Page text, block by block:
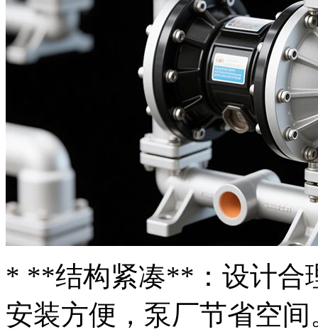
* **结构紧凑**：设计合
安装方便，泵厂节省空间